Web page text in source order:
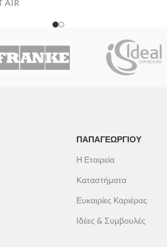
AIR
βαλβίδα. Σε 4 αποχρώσεις;
storm, brushed gold &
ΠΑΠΑΓΕΩΡΓΊΟΥ
Η Εταιρεία
Καταστήματα
Ευκαιρίες Καριέρας
Ιδέες & Συμβουλές